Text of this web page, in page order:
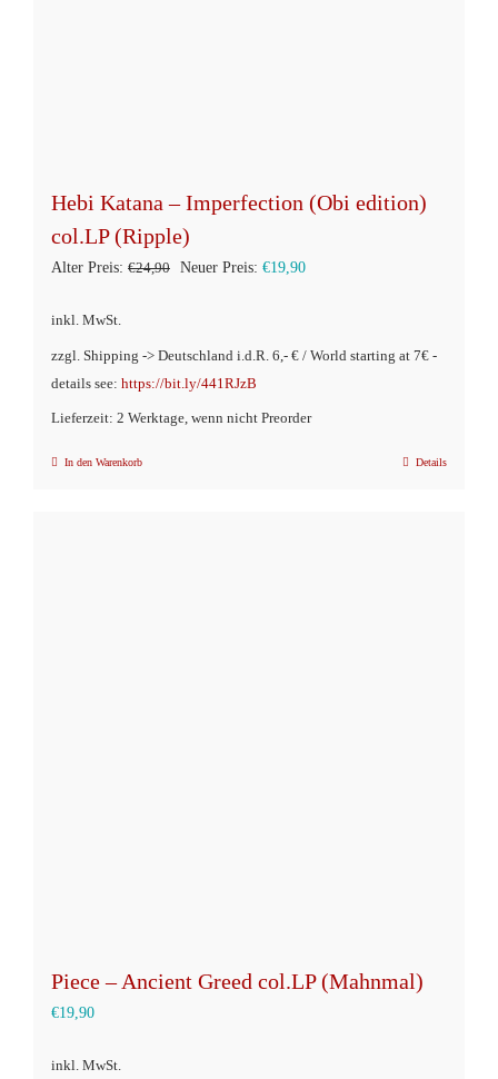
Hebi Katana – Imperfection (Obi edition)
col.LP (Ripple)
Alter Preis: €24,90 Ursprünglicher
€24,90
Neuer Preis: €19,90Aktueller
€19,90.
inkl. MwSt.
zzgl. Shipping -> Deutschland i.d.R. 6,- € / World starting at 7€ -
details see: https://bit.ly/441RJzB
Lieferzeit: 2 Werktage, wenn nicht Preorder
In den Warenkorb Details
Piece – Ancient Greed col.LP (Mahnmal)
€19,90
inkl. MwSt.